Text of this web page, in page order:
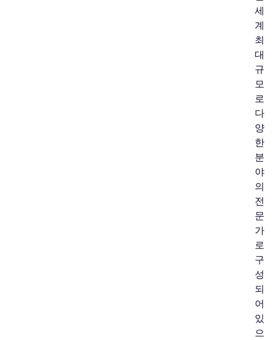
세
계
최
대
규
모
로
다
양
한
분
야
의
전
문
가
로
구
성
되
어
있
으